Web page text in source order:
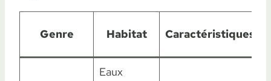
Genre Habitat Caractéristiques
Eaux